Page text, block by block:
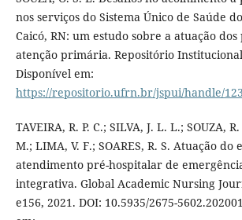
nos serviços do Sistema Único de Saúde
Caicó, RN: um estudo sobre a atuação
atenção primária. Repositório Institucional
Disponível em:
https://repositorio.ufrn.br/jspui/handle/
TAVEIRA, R. P. C.; SILVA, J. L. L.; SOUZA, R.
M.; LIMA, V. F.; SOARES, R. S. Atuação
atendimento pré-hospitalar de
integrativa. Global Academic Nursing
e156, 2021. DOI: 10.5935/2675-